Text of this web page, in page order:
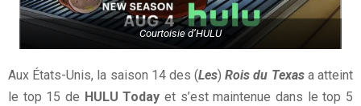
Courtoisie d’HULU
Aux États-Unis, la saison 14 des (Les)Rois du Texasa atteint
le top 15 de HULU Today et s’est maintenue dans le top 5